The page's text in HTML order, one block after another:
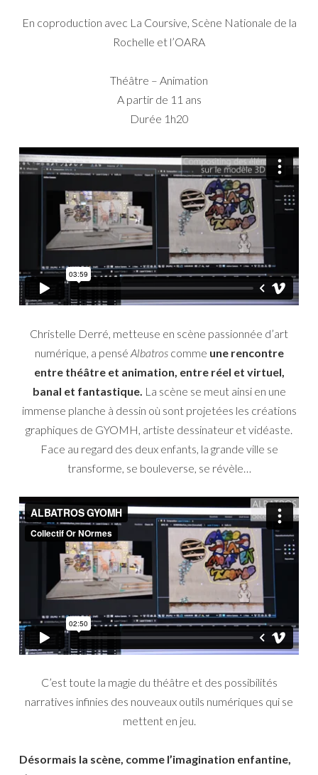
En coproduction avec La Coursive, Scène Nationale de la
Rochelle et l’OARA
Théâtre – Animation
A partir de 11 ans
Durée 1h20
Christelle Derré, metteuse en scène passionnée d’art
numérique, a pensé Albatroscomme une rencontre
entre théâtre et animation, entre réel et virtuel,
banal et fantastique. La scène se meut ainsi en une
immense planche à dessin où sont projetées les créations
graphiques de GYOMH, artiste dessinateur et vidéaste.
Face au regard des deux enfants, la grande ville se
transforme, se bouleverse, se révèle…
C’est toute la magie du théâtre et des possibilités
narratives infinies des nouveaux outils numériques qui se
mettent en jeu.
Désormais la scène, comme l’imagination enfantine,